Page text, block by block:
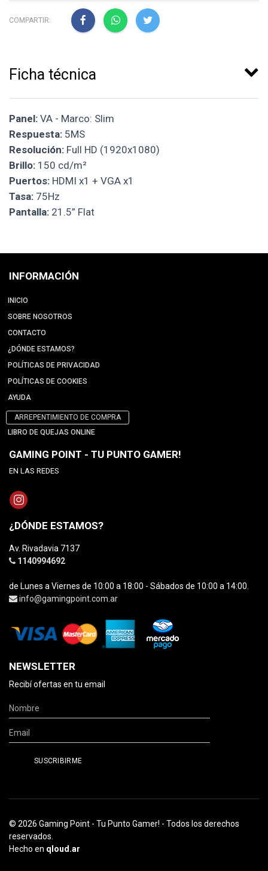
COMPARTIR:
Ficha técnica
Panel: VA - Marco: Slim
Respuesta: 5MS
Resolución: Full HD (1920x1080)
Brillo: 150 cd/m²
Puertos: HDMI x1 + VGA x1
Tasa: 75Hz
Pantalla: 21.5” Flat
INFORMACIÓN
INICIO
SOBRE NOSOTROS
CONTACTO
¿DÓNDE ESTAMOS?
POLÍTICAS DE PRIVACIDAD
POLÍTICAS DE COOKIES
AYUDA
ARREPENTIMIENTO DE COMPRA
LIBRO DE QUEJAS ONLINE
GAMING POINT - TU PUNTO GAMER!
EN LAS REDES
¿DÓNDE ESTAMOS?
Av. Rivadavia 7137
1140994692
de Lunes a Viernes de 10:00 a 18:00 - Sábados de 10:00 a 14:00.
info@gamingpoint.com.ar
NEWSLETTER
Recibí ofertas en tu email
© 2026 Gaming Point - Tu Punto Gamer! - Todos los derechos
reservados.
Hecho en qloud.ar